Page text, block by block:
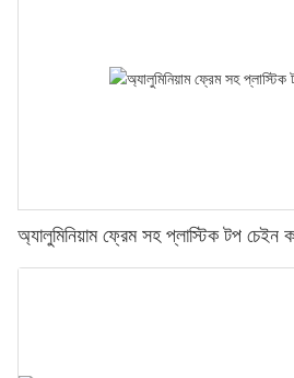
অ্যালুমিনিয়াম ফ্রেম সহ প্লাস্টিক টপ চেইন